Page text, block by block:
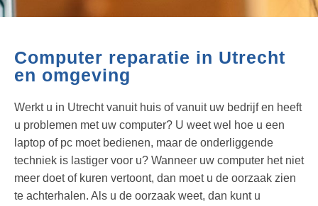
Computer reparatie in Utrecht
en omgeving
Werkt u in Utrecht vanuit huis of vanuit uw bedrijf en heeft
u problemen met uw computer? U weet wel hoe u een
laptop of pc moet bedienen, maar de onderliggende
techniek is lastiger voor u? Wanneer uw computer het niet
meer doet of kuren vertoont, dan moet u de oorzaak zien
te achterhalen. Als u de oorzaak weet, dan kunt u